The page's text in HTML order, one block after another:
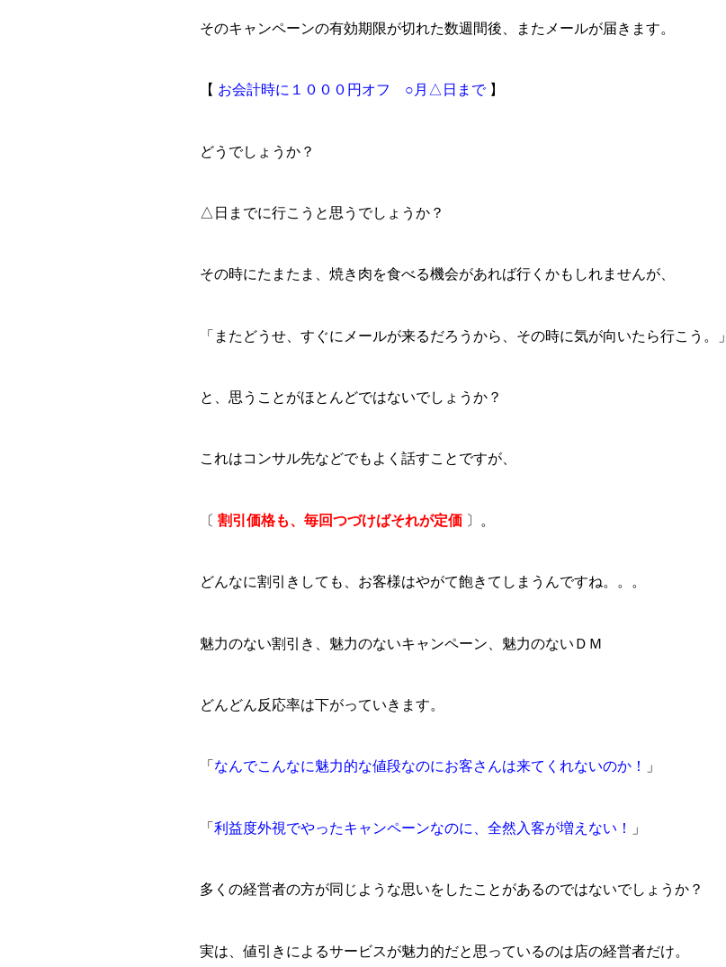
そのキャンペーンの有効期限が切れた数週間後、またメールが届きます。
【 お会計時に１０００円オフ ○月△日まで】
どうでしょうか？
△日までに行こうと思うでしょうか？
その時にたまたま、焼き肉を食べる機会があれば行くかもしれませんが、
「またどうせ、すぐにメールが来るだろうから、その時に気が向いたら行こう。」
と、思うことがほとんどではないでしょうか？
これはコンサル先などでもよく話すことですが、
〔 割引価格も、毎回つづけばそれが定価 〕。
どんなに割引きしても、お客様はやがて飽きてしまうんですね。。。
魅力のない割引き、魅力のないキャンペーン、魅力のないＤＭ
どんどん反応率は下がっていきます。
「 なんでこんなに魅力的な値段なのにお客さんは来てくれないのか！ 」
「 利益度外視でやったキャンペーンなのに、全然入客が増えない！ 」
多くの経営者の方が同じような思いをしたことがあるのではないでしょうか？
実は、値引きによるサービスが魅力的だと思っているのは店の経営者だけ。